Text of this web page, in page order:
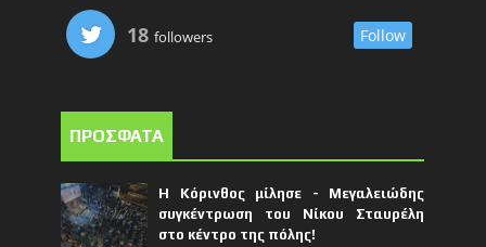
18 followers Follow
ΠΡΟΣΦΑΤΑ
Η Κόρινθος μίλησε - Μεγαλειώδης
συγκέντρωση του Νίκου Σταυρέλη
στο κέντρο της πόλης!